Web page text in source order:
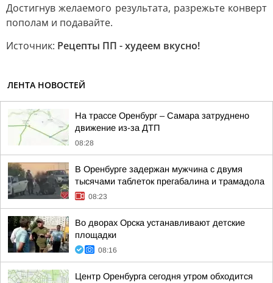
Достигнув желаемого результата, разрежьте конверт
пополам и подавайте.
Источник: Рецепты ПП - худеем вкусно!
ЛЕНТА НОВОСТЕЙ
На трассе Оренбург – Самара затруднено
движение из-за ДТП
08:28
В Оренбурге задержан мужчина с двумя
тысячами таблеток прегабалина и трамадола
08:23
Во дворах Орска устанавливают детские
площадки
08:16
Центр Оренбурга сегодня утром обходится